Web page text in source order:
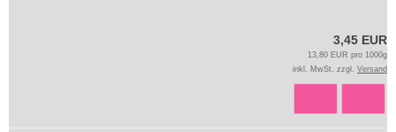
3,45 EUR
13,80 EUR pro 1000g
inkl. MwSt. zzgl. Versand